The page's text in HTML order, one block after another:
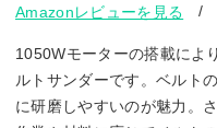
Amazonレビューを見る
1050Wモーターの搭載によ
ルトサンダーです。ベルト
に研磨しやすいのが魅力。